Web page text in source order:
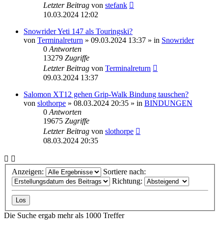
Letzter Beitrag von stefank
10.03.2024 12:02
Snowrider Yeti 147 als Touringski?
von Terminalreturn » 09.03.2024 13:37 » in Snowrider
0 Antworten
13279 Zugriffe
Letzter Beitrag von Terminalreturn
09.03.2024 13:37
Salomon XT12 gehen Grip-Walk Bindung tauschen?
von slothorpe » 08.03.2024 20:35 » in BINDUNGEN
0 Antworten
19675 Zugriffe
Letzter Beitrag von slothorpe
08.03.2024 20:35
Anzeigen:
Sortiere nach:
Richtung:
Die Suche ergab mehr als 1000 Treffer